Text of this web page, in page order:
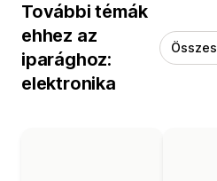
További témák
ehhez az
iparághoz:
elektronika